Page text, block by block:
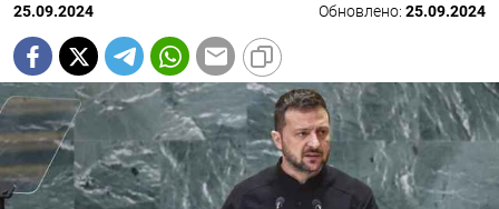
25.09.2024 Обновлено: 25.09.2024